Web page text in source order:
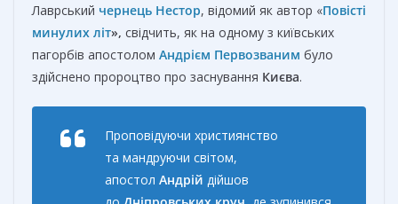
Лаврський чернець Нестор, відомий як автор «Повісті
минулих літ», свідчить, як на одному з київських
пагорбів апостолом Андрієм Первозваним було
здійснено пророцтво про заснування Києва.
Проповідуючи християнство
та мандруючи світом,
апостол Андрій дійшов